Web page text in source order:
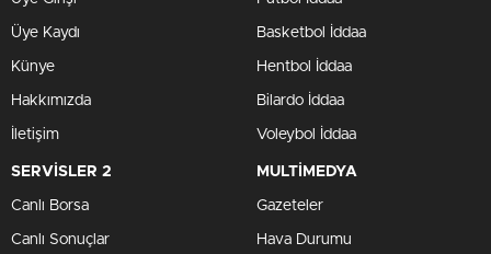
Üye Kaydı
Künye
Hakkımızda
İletişim
Basketbol İddaa
Hentbol İddaa
Bilardo İddaa
Voleybol İddaa
SERVİSLER 2
Canlı Borsa
Canlı Sonuçlar
MULTİMEDYA
Gazeteler
Hava Durumu